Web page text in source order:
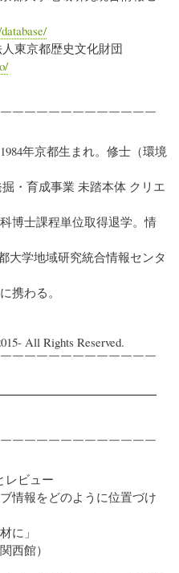
人東京都歴史文化財団
￣￣￣￣￣￣￣￣￣￣￣￣
年京都生まれ。修士（環境
・育成事業 未踏本体 クリエ
博士課程単位取得退学。情
大学地域研究統合情報センタ
携わる。
All Rights Reserved.
￣￣￣￣￣￣￣￣￣￣￣￣
￣￣￣￣￣￣￣￣￣￣￣￣
レビュー
どのように位置づけ
」
西館）